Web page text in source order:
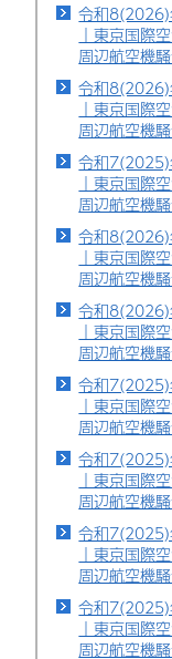
令和
｜東京国際
周辺航空機
令和
｜東京国際
周辺航空機
令和
｜東京国際
周辺航空機
令和
｜東京国際
周辺航空機
令和
｜東京国際
周辺航空機
令和
｜東京国際
周辺航空機
令和
｜東京国際
周辺航空機
令和
｜東京国際
周辺航空機
令和
｜東京国際
周辺航空機